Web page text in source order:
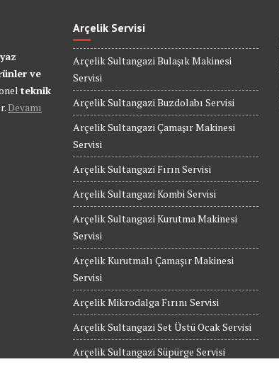
ve
teknik
Devamı
Arçelik Servisi
Arçelik Sultangazi Bulaşık Makinesi
Servisi
Arçelik Sultangazi Buzdolabı Servisi
Arçelik Sultangazi Çamaşır Makinesi
Servisi
Arçelik Sultangazi Fırın Servisi
Arçelik Sultangazi Kombi Servisi
Arçelik Sultangazi Kurutma Makinesi
Servisi
Arçelik Kurutmalı Çamaşır Makinesi
Servisi
Arçelik Mikrodalga Fırını Servisi
Arçelik Sultangazi Set Üstü Ocak Servisi
Arçelik Sultangazi Süpürge Servisi